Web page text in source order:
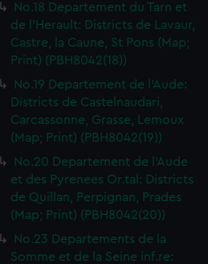
No.18 Departement du Tarn et
de l'Herault: Districts de Lavaur,
Castre, la Caune, St Pons (Map;
Print) (PBH8042(18))
No.19 Departement de l'Aude:
Districts de Castelnaudari,
Carcassonne, Grasse, Lemoux
(Map; Print) (PBH8042(19))
No.20 Departement de l'Aude
et des Pyrenees Or.tal: Districts
de Quillan, Perpignan, Prades
(Map; Print) (PBH8042(20))
No.23 Departements de la
Somme et de la Seine inf.re: